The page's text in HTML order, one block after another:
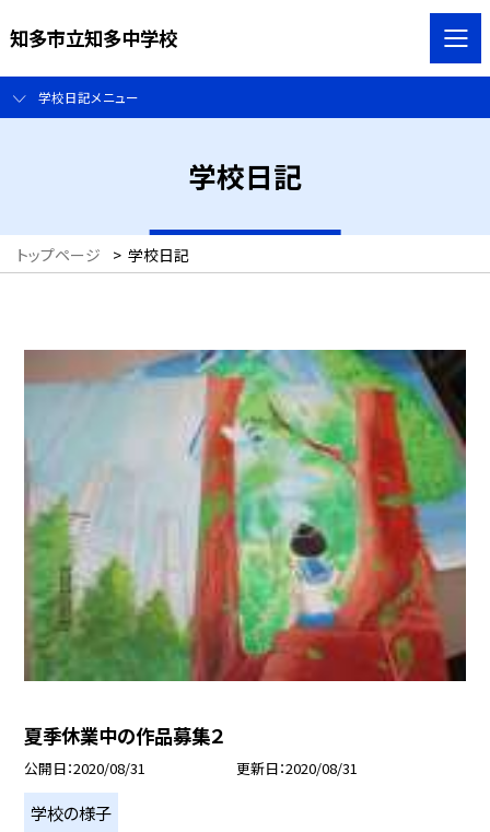
知多市立知多中学校
学校日記メニュー
学校日記
トップページ > 学校日記
夏季休業中の作品募集２
公開日 2020/08/31 更新日 2020/08/31
学校の様子